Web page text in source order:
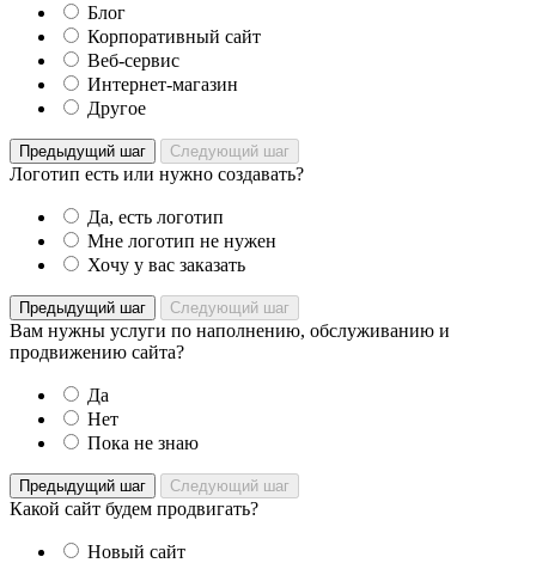
Блог
Корпоративный сайт
Веб-сервис
Интернет-магазин
Другое
Предыдущий шаг Следующий шаг
Логотип есть или нужно создавать?
Да, есть логотип
Мне логотип не нужен
Хочу у вас заказать
Предыдущий шаг Следующий шаг
Вам нужны услуги по наполнению, обслуживанию и
продвижению сайта?
Да
Нет
Пока не знаю
Предыдущий шаг Следующий шаг
Какой сайт будем продвигать?
Новый сайт